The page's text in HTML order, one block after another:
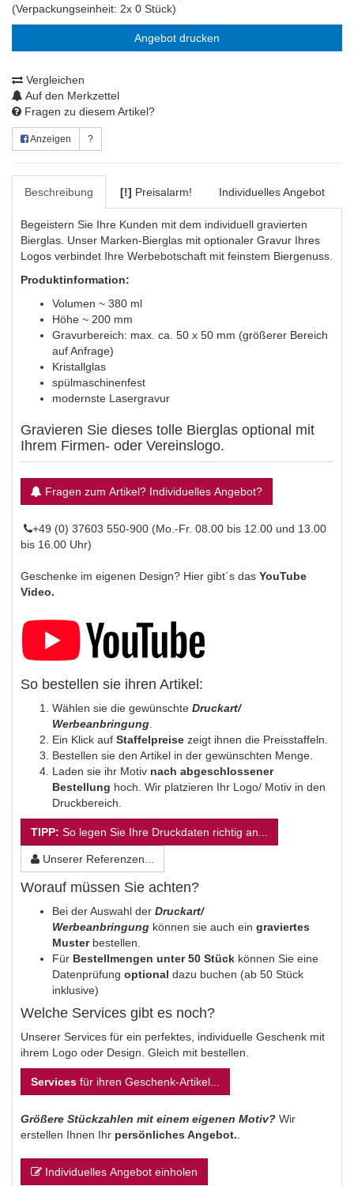
(Verpackungseinheit: 2x 0 Stück)
Angebot drucken
Vergleichen
Auf den Merkzettel
Fragen zu diesem Artikel?
Anzeigen ?
Beschreibung [!] Preisalarm! Individuelles Angebot
Begeistern Sie Ihre Kunden mit dem individuell gravierten
Bierglas. Unser Marken-Bierglas mit optionaler Gravur Ihres
Logos verbindet Ihre Werbebotschaft mit feinstem Biergenuss.
Produktinformation:
Volumen ~ 380 ml
Höhe ~ 200 mm
Gravurbereich: max. ca. 50 x 50 mm (größerer Bereich
auf Anfrage)
Kristallglas
spülmaschinenfest
modernste Lasergravur
Gravieren Sie dieses tolle Bierglas optional mit
Ihrem Firmen- oder Vereinslogo.
Fragen zum Artikel? Individuelles Angebot?
+49 (0) 37603 550-900 (Mo.-Fr. 08.00 bis 12.00 und 13.00
bis 16.00 Uhr)
Geschenke im eigenen Design? Hier gibt´s das YouTube
Video.
So bestellen sie ihren Artikel:
Wählen sie die gewünschte Druckart/
Werbeanbringung
Ein Klick auf Staffelpreise zeigt ihnen die Preisstaffeln.
Bestellen sie den Artikel in der gewünschten Menge.
Laden sie ihr Motiv nach abgeschlossener
Bestellung hoch. Wir platzieren Ihr Logo/ Motiv in den
Druckbereich.
TIPP: So legen Sie Ihre Druckdaten richtig an...
Unserer Referenzen...
Worauf müssen Sie achten?
Bei der Auswahl der Druckart/
Werbeanbringung können sie auch ein graviertes
Musterbestellen.
Für Bestellmengen unter 50 Stück können Sie eine
Datenprüfung optional dazu buchen (ab 50 Stück
inklusive)
Welche Services gibt es noch?
Unserer Services für ein perfektes, individuelle Geschenk mit
ihrem Logo oder Design. Gleich mit bestellen.
Services für ihren Geschenk-Artikel...
Größere Stückzahlen mit einem eigenen Motiv? Wir
erstellen Ihnen Ihr persönliches Angebot.
Individuelles Angebot einholen